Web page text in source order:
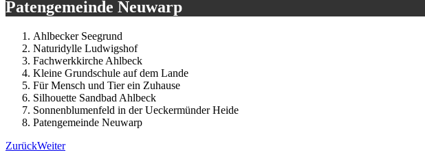
Patengemeinde Neuwarp
Ahlbecker Seegrund
Naturidylle Ludwigshof
Fachwerkkirche Ahlbeck
Kleine Grundschule auf dem Lande
Für Mensch und Tier ein Zuhause
Silhouette Sandbad Ahlbeck
Sonnenblumenfeld in der Ueckermünder Heide
Patengemeinde Neuwarp
ZurückWeiter